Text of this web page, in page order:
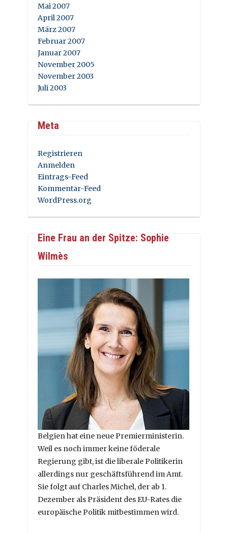
Mai 2007
April 2007
März 2007
Februar 2007
Januar 2007
November 2005
November 2003
Juli 2003
Meta
Registrieren
Anmelden
Eintrags-Feed
Kommentar-Feed
WordPress.org
Eine Frau an der Spitze: Sophie
Wilmès
Belgien hat eine neue Premierministerin.
Weil es noch immer keine föderale
Regierung gibt, ist die liberale Politikerin
allerdings nur geschäftsführend im Amt.
Sie folgt auf Charles Michel, der ab 1.
Dezember als Präsident des EU-Rates die
europäische Politik mitbestimmen wird.